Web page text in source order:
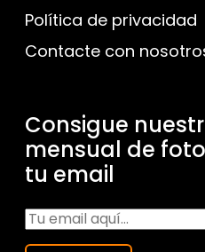
Política de privacidad
Contacte con
Consigue
mensual de
tu email